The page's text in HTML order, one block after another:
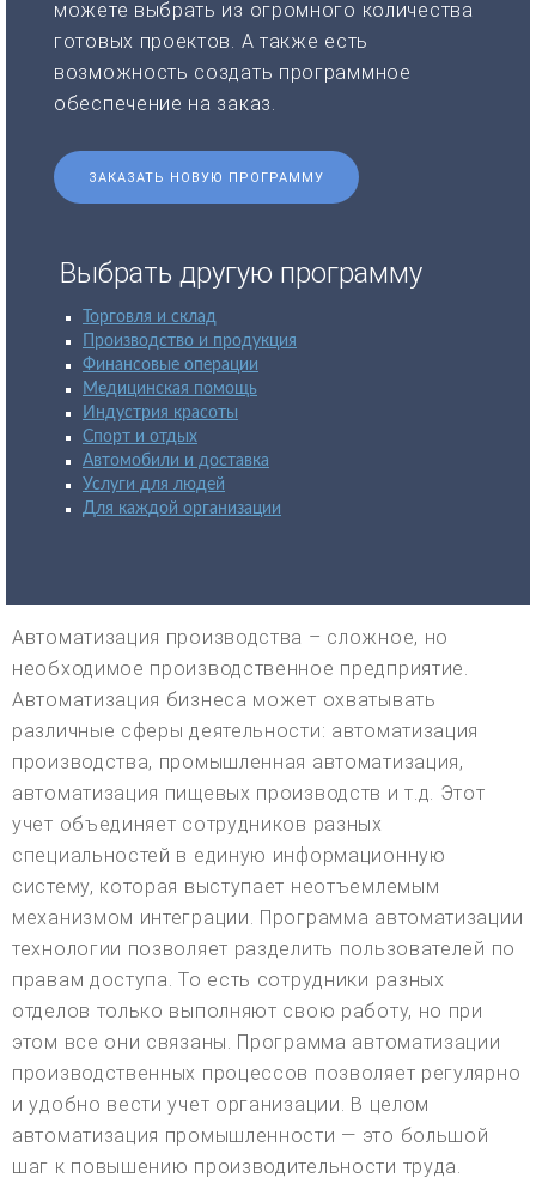
можете выбрать из огромного количества
готовых проектов. А также есть
возможность создать программное
обеспечение на заказ.
ЗАКАЗАТЬ НОВУЮ ПРОГРАММУ
Выбрать другую программу
Торговля и склад
Производство и продукция
Финансовые операции
Медицинская помощь
Индустрия красоты
Спорт и отдых
Автомобили и доставка
Услуги для людей
Для каждой организации
Автоматизация производства – сложное, но
необходимое производственное предприятие.
Автоматизация бизнеса может охватывать
различные сферы деятельности: автоматизация
производства, промышленная автоматизация,
автоматизация пищевых производств и т.д. Этот
учет объединяет сотрудников разных
специальностей в единую информационную
систему, которая выступает неотъемлемым
механизмом интеграции. Программа автоматизации
технологии позволяет разделить пользователей по
правам доступа. То есть сотрудники разных
отделов только выполняют свою работу, но при
этом все они связаны. Программа автоматизации
производственных процессов позволяет регулярно
и удобно вести учет организации. В целом
автоматизация промышленности — это большой
шаг к повышению производительности труда.